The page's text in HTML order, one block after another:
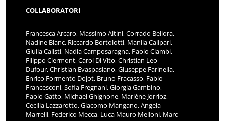
COLLABORATORI
Francesca Arcaro, Massimo Altini, Corrado Bellora,
Nadine Blanc, Riccardo Bortolotti, Manila Calipari,
Giulia Calisti, Nadia Camposaragna, Paolo Ciambi,
Filippo Clermont, Carol Di Vito, Christian Leo
Dufour, Christian Evaspasiano, Giuseppe Farinella,
Enrico Formento Dojot, Bruno Fracasso, Fabio
Francesconi, Sofia Fregnani, Giorgia Gambino,
Paolo Gatto, Michael Ghignone, Marlène Jorrioz,
Cecilia Lazzarotto, Giacomo Mangano, Angela
Marrelli, Federico Mecca, Luca Mauro Melloni, Marc